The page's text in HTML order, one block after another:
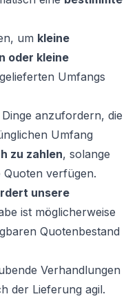
um kleine
oder kleine
Umfangs
anzufordern, die
Umfang
zu zahlen, solange
verfügen.
unsere
ist möglicherweise
Quotenbestand
Verhandlungen
der Lieferung agil.